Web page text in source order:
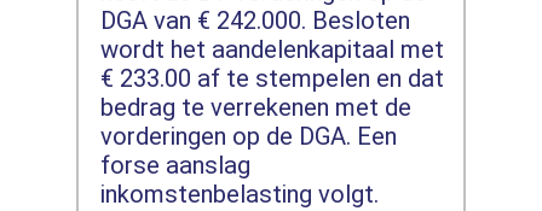
DGA van € 242.000. Besloten
wordt het aandelenkapitaal met
€ 233.00 af te stempelen en dat
bedrag te verrekenen met de
vorderingen op de DGA. Een
forse aanslag
inkomstenbelasting volgt.